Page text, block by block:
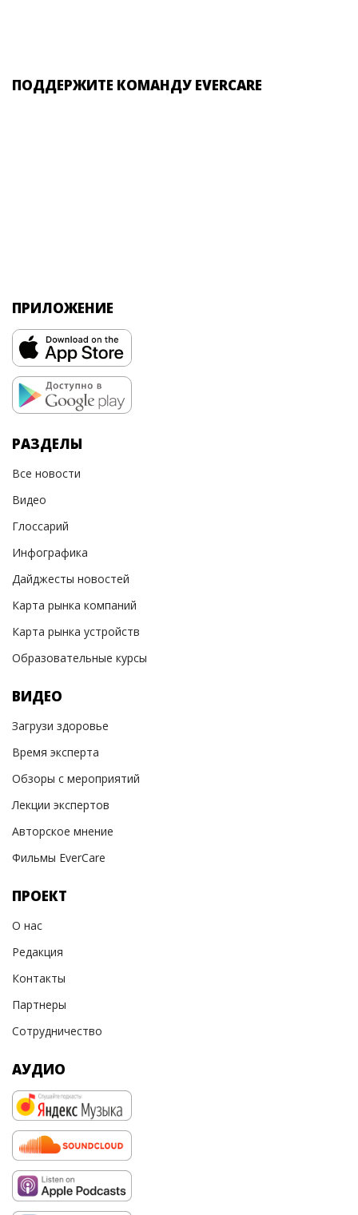
ПОДДЕРЖИТЕ КОМАНДУ EVERCARE
ПРИЛОЖЕНИЕ
РАЗДЕЛЫ
Все новости
Видео
Глоссарий
Инфографика
Дайджесты новостей
Карта рынка компаний
Карта рынка устройств
Образовательные курсы
ВИДЕО
Загрузи здоровье
Время эксперта
Обзоры с мероприятий
Лекции экспертов
Авторское мнение
Фильмы EverCare
ПРОЕКТ
О нас
Редакция
Контакты
Партнеры
Сотрудничество
АУДИО